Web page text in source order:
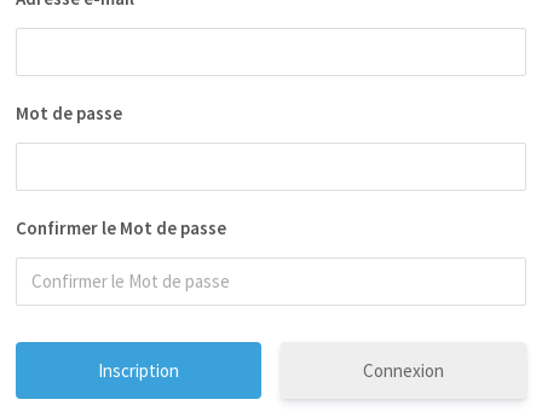
Mot de passe
Confirmer le Mot de passe
Connexion